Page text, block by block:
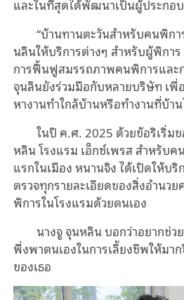
และในที่สุดได้พัฒนาเป็นผู้ประกอ
“บ้านทานตะวันสำหรับคนพิกา
นลินให้บริการต่างๆ สำหรับผู้พิกา
การฟื้นฟูสมรรถภาพคนพิการแล
จุนลินยังร่วมมือกับหลายบริษัท เพื่
หางานทำใกล้บ้านหรือทำงานที่บ้า
ในปี ค.ศ. 2025 ด้วยข้อริเริ่ม
หลิน โรงแรม เอ็กซ์เพรส สำหรับ
แรกในเมือง หนานจิง ได้เปิดให้บ
ตรวจทุกรายละเอียดของสิ่งอำนว
พิการในโรงแรมด้วยตนเอง
นางจู จุนหลิน บอกว่าอยากช่ว
พึ่งพาตนเองในการเลี้ยงชีพให้มา
ของเธอ